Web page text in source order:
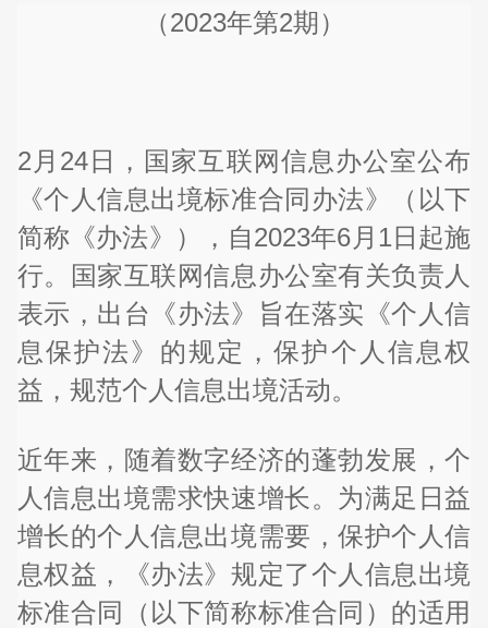
（2023年第2期）
2月24日，国家互联网信息办公室公布
《个人信息出境标准合同办法》（以下
简称《办法》），自2023年6月1日起施
行。国家互联网信息办公室有关负责人
表示，出台《办法》旨在落实《个人信
息保护法》的规定，保护个人信息权
益，规范个人信息出境活动。
近年来，随着数字经济的蓬勃发展，个
人信息出境需求快速增长。为满足日益
增长的个人信息出境需要，保护个人信
息权益，《办法》规定了个人信息出境
标准合同（以下简称标准合同）的适用